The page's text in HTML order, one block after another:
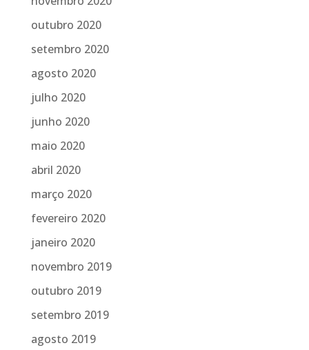
outubro 2020
setembro 2020
agosto 2020
julho 2020
junho 2020
maio 2020
abril 2020
março 2020
fevereiro 2020
janeiro 2020
novembro 2019
outubro 2019
setembro 2019
agosto 2019